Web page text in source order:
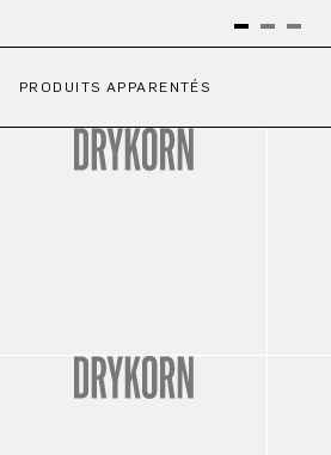
PRODUITS APPARENTÉS